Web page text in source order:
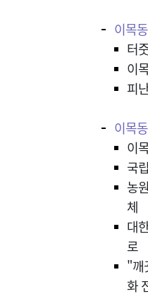
이목
터
이
피
이목
이
국
농
체
대
로
"깨
화